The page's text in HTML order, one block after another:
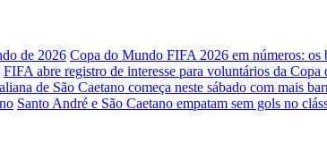
de 2026 Copa do Mundo FIFA 2026 em números: os
FIFA abre registro de interesse para voluntários da
de São Caetano começa neste sábado com mais
Santo André e São Caetano empatam sem gols no